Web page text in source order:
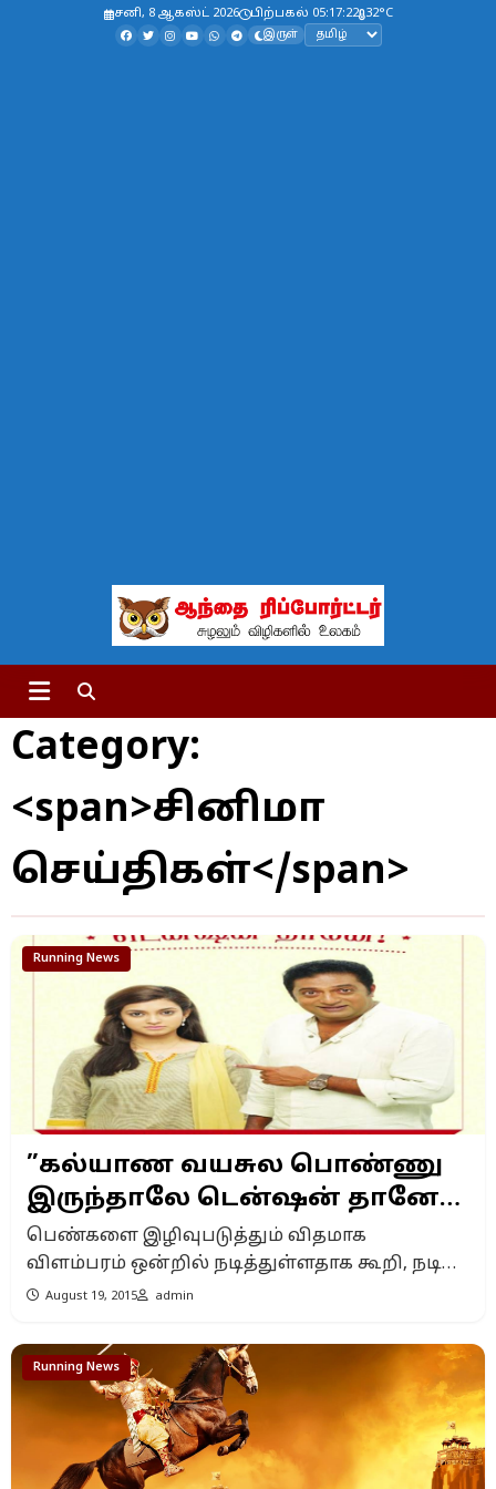
சனி, 8 ஆகஸ்ட் 2026 பிற்பகல் 05:17:24 32°C
இருள்
Category:
<span>சினிமா
செய்திகள்</span>
Running News
”கல்யாண வயசுல பொண்ணு
இருந்தாலே டென்ஷன் தானே?”
என்று கேட்ட பிரகாஷ்ராஜ் மீது
வழக்கு!
பெண்களை இழிவுபடுத்தும் விதமாக
விளம்பரம் ஒன்றில் நடித்துள்ளதாக கூறி, நடிகர்
பிரகாஷ்ராஜ் மீது நடவடிக்கை எடுக்க வேண்டும்
வழக்கு தொடரப் பட்டுள்ளது. தனியார்
நிறுவனத்திற்காக, நடிகர் பிரகாஷ்ராஜ்
விளம்பரம் ஒன்றில் நடித்துள்ளார். அந்த
விளம்பரம் பெண்களை இழிவுபடுத்தும்
விதமாக உள்ளதாகவும், வில்லி வாக்கத்தைச்
August 19, 2015 admin
Running News